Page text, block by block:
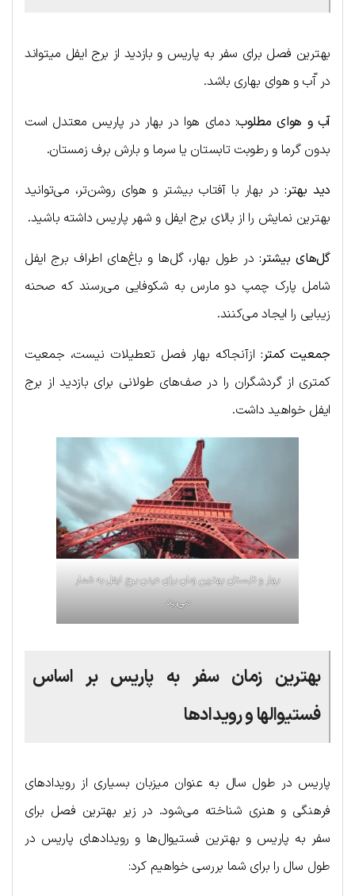
بهترین فصل برای سفر به پاریس و بازدید از برج ایفل میتواند
در آّب و هوای بهاری باشد.
آب و هوای مطلوب: دمای هوا در بهار در پاریس معتدل است
بدون گرما و رطوبت تابستان یا سرما و بارش برف زمستان.
دید بهتر:در بهار با آفتاب بیشتر و هوای روشن‌تر، می‌توانید
بهترین نمایش را از بالای برج ایفل و شهر پاریس داشته باشید.
گل‌های بیشتر:در طول بهار، گل‌ها و باغ‌های اطراف برج ایفل
شامل پارک چمپ دو مارس به شکوفایی می‌رسند که صحنه
زیبایی را ایجاد می‌کنند.
جمعیت کمتر: ازآنجاکه بهار فصل تعطیلات نیست، جمعیت
کمتری از گردشگران را در صف‌های طولانی برای بازدید از برج
ایفل خواهید داشت.
بهار و تابستان بهترین زمان برای دیدن برج ایفل به شمار
می‌رود
بهترین زمان سفر به پاریس بر اساس
فستیوالها و رویدادها
پاریس در طول سال به عنوان میزبان بسیاری از رویدادهای
فرهنگی و هنری شناخته می‌شود. در زیر بهترین فصل برای
سفر به پاریس و بهترین فستیوال‌ها و رویدادهای پاریس در
طول سال را برای شما بررسی خواهیم کرد: